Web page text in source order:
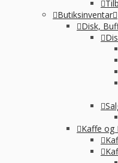
Butiksinventar
Disk,
Kaffe og